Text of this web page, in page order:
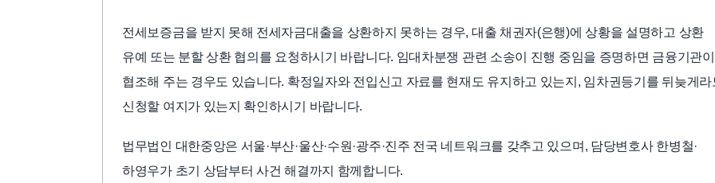
전세보증금을 받지 못해 전세자금대출을 상환하지 못하는 경우, 대출 채권자(은행)에 상황을 설명하고 상환
유예 또는 분할 상환 협의를 요청하시기 바랍니다. 임대차분쟁 관련 소송이 진행 중임을 증명하면 금융기관이
협조해 주는 경우도 있습니다. 확정일자와 전입신고 자료를 현재도 유지하고 있는지, 임차권등기를 뒤늦게라
신청할 여지가 있는지 확인하시기 바랍니다.
법무법인 대한중앙은 서울·부산·울산·수원·광주·진주 전국 네트워크를 갖추고 있으며, 담당변호사 한병철·
하영우가 초기 상담부터 사건 해결까지 함께합니다.